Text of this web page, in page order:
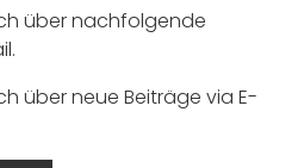
über nachfolgende
über neue Beiträge via E-